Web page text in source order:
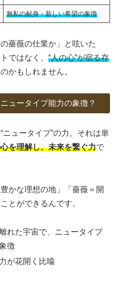
無私の献身・新しい希望の象徴
薔薇の仕業か」と呟いた
ではなく、 “人の心”が宿る存
かもしれません。
ュータイプ能力の象徴？
ニュータイプ”の力。それは単
を理解し、未来を繋ぐ力で
かな理想の地」「薔薇＝開
とができるんです。
れた宇宙で、ニュータイプ
徴
が花開く比喩